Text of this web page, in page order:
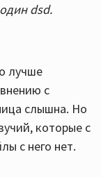
dsd.
лучше
с
слышна. Но
которые с
с него нет.